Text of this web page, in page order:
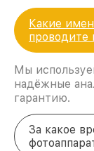
Какие
проводите
Мы
надёжные
гарантию.
За какое